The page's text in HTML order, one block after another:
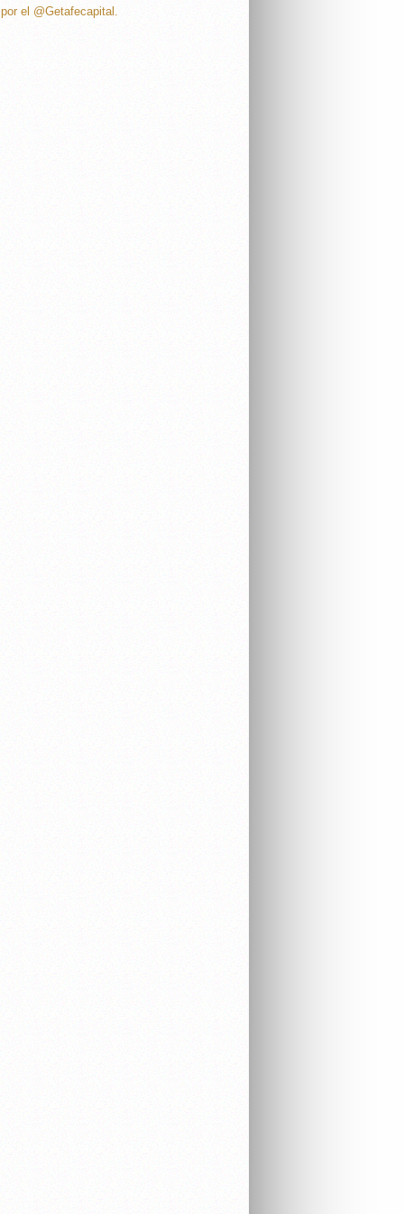
el @Getafecapital.